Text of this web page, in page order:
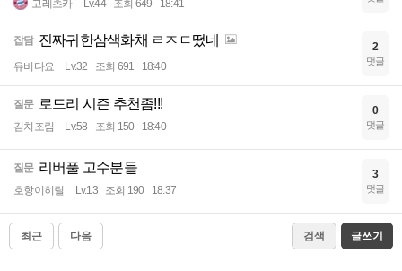
고레츠카 Lv.44 조회 649 18:41
잡담 진짜귀한삼색화채 ㄹㅈㄷ떴네
유비다요 Lv.32 조회 691 18:40
2
댓글
질문 로드리 시즌 추천좀!!!
김치조림 Lv.58 조회 150 18:40
0
댓글
질문 리버풀 고수분들
호항이히릴 Lv.13 조회 190 18:37
3
댓글
최근 다음 검색 글쓰기